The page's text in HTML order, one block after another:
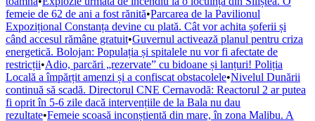
femeie de 62 de ani a fost rănită•Parcarea de la Pavilionul
Expozițional Constanța devine cu plată. Cât vor achita șoferii și
când accesul rămâne gratuit•Guvernul activează planul pentru criza
energetică. Bolojan: Populația și spitalele nu vor fi afectate de
restricții•Adio, parcări „rezervate” cu bidoane și lanțuri! Poliția
Locală a împărțit amenzi și a confiscat obstacolele•Nivelul Dunării
continuă să scadă. Directorul CNE Cernavodă: Reactorul 2 ar putea
fi oprit în 5-6 zile dacă intervențiile de la Bala nu dau
rezultate•Femeie scoasă inconștientă din mare, în zona Malibu. A